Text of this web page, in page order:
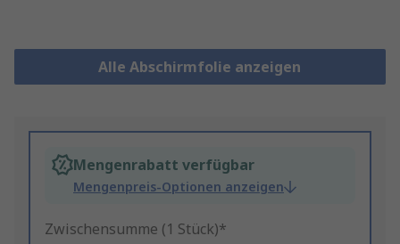
Alle Abschirmfolie anzeigen
Mengenrabatt verfügbar
Mengenpreis-Optionen anzeigen
Zwischensumme (1 Stück)*